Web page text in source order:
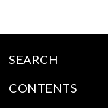
SEARCH
CONTENTS